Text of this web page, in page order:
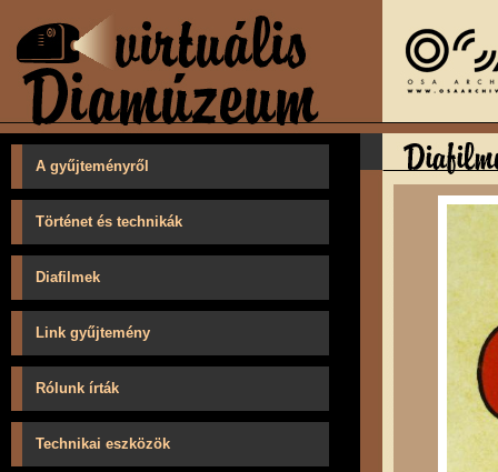
A gyűjteményről
Történet és technikák
Diafilmek
Link gyűjtemény
Rólunk írták
Technikai eszközök